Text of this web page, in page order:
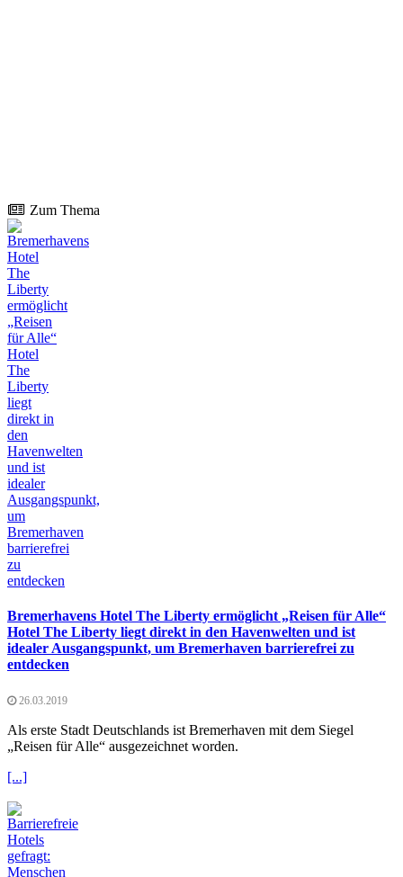
Zum Thema
Bremerhavens Hotel The Liberty ermöglicht „Reisen für Alle“
Hotel The Liberty liegt direkt in den Havenwelten und ist
idealer Ausgangspunkt, um Bremerhaven barrierefrei zu
entdecken
26.03.2019
Als erste Stadt Deutschlands ist Bremerhaven mit dem Siegel
„Reisen für Alle“ ausgezeichnet worden.
[...]